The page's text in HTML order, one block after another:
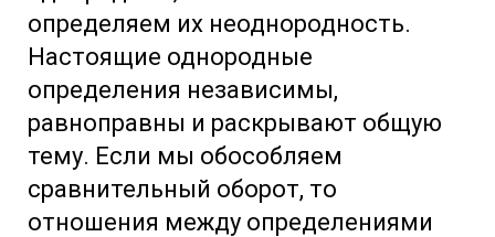
определяем их неоднородность.
Настоящие однородные
определения независимы,
равноправны и раскрывают общую
тему. Если мы обособляем
сравнительный оборот, то
отношения между определениями